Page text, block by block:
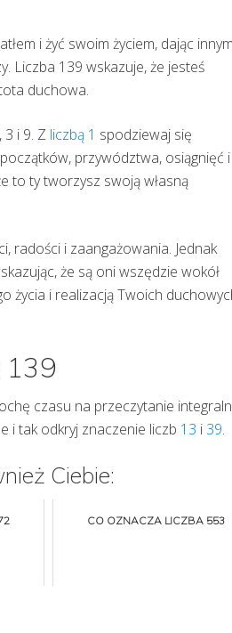
i żyć swoim życiem, dając innym
Liczba 139 wskazuje, że jesteś
duchowa.
3 i 9. Z liczbą 1 spodziewaj się
przywództwa, osiągnięć i
to ty tworzysz swoją własną
radości i zaangażowania. Jednak
że są oni wszędzie wokół
życia i realizacją Twoich
139
czasu na przeczytanie
i tak odkryj znaczenie liczb 13 i 39.
Ciebie:
CO OZNACZA LICZBA 553